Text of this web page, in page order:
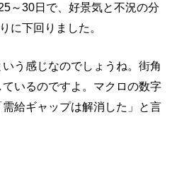
～30日で、好景気と不況の分
に下回りました。
う感じなのでしょうね。街角
いるのですよ。マクロの数字
給ギャップは解消した」と言